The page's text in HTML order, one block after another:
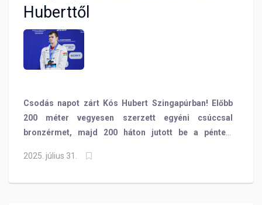
Huberttől
Csodás napot zárt Kós Hubert Szingapúrban! Előbb
200 méter vegyesen szerzett egyéni csúccsal
bronzérmet, majd 200 háton jutott be a pénteki
gyorsváltóval lett világbajnoki 4. helyezett!
2025. július 31.